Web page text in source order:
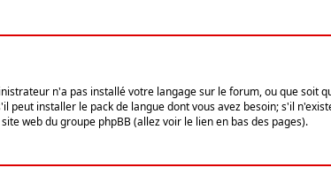
n'a pas installé votre langage sur le forum, ou que soit
peut installer le pack de langue dont vous avez besoin; s'il
web du groupe phpBB (allez voir le lien en bas des pages).